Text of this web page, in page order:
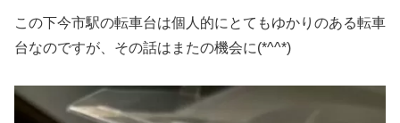
この下今市駅の転車台は個人的にとてもゆかりのある転車
台なのですが、その話はまたの機会に(*^^*)